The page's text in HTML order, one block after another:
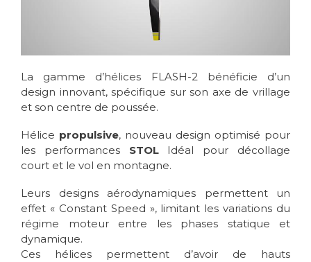
La gamme d’hélices FLASH-2 bénéficie d’un
design innovant, spécifique sur son axe de vrillage
et son centre de poussée.
Hélice propulsive, nouveau design optimisé pour
les performances STOLIdéal pour décollage
court et le vol en montagne.
Leurs designs aérodynamiques permettent un
effet « Constant Speed », limitant les variations du
régime moteur entre les phases statique et
dynamique.
Ces hélices permettent d’avoir de hauts